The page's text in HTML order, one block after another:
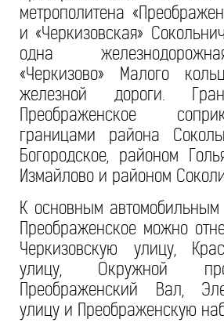
метрополитена
и «Черкизовская»
одна
«Черкизово» Малого
железной дороги.
Преображенское
границами района
Богородское, районом
Измайлово и районом
К основным
Преображенское можно
Черкизовскую улицу,
улицу, Окружной
Преображенский Вал,
улицу и Преображенскую